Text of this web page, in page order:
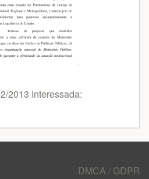
2013 Interessada:
DMCA / GDPR